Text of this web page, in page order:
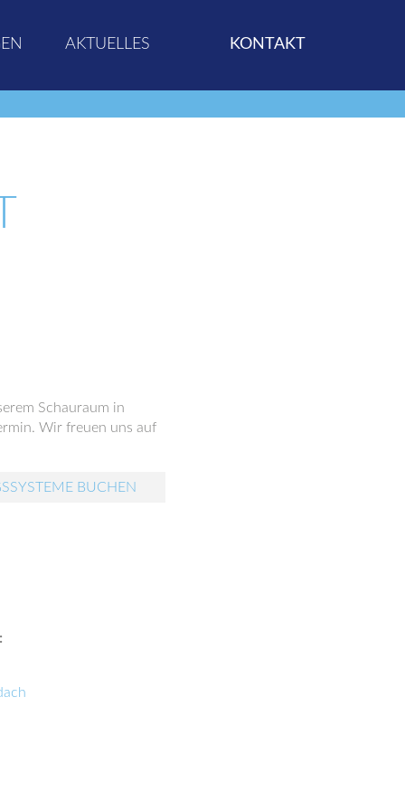
AKTUELLES KONTAKT
Schauraum in
Wir freuen uns auf
BUCHEN